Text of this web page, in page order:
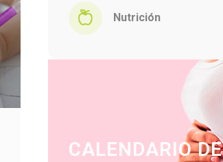
Nutrición
CALENDARIO DE